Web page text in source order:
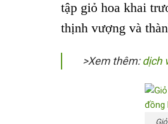
tập giỏ hoa khai
thịnh vượng và
>Xem thêm:dịch